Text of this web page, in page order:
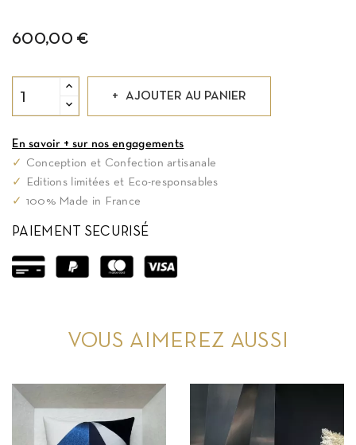
600,00 €
AJOUTER AU PANIER
En savoir + sur nos engagements
✓
Conception et Confection artisanale
✓
Editions limitées et Eco-responsables
✓ 100% Made in France
PAIEMENT SECURISÉ
VOUS AIMEREZ AUSSI